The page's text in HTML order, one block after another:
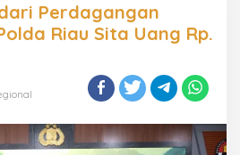
n
g
k
T
P
U
Perdagangan
Riau Sita Uang Rp.